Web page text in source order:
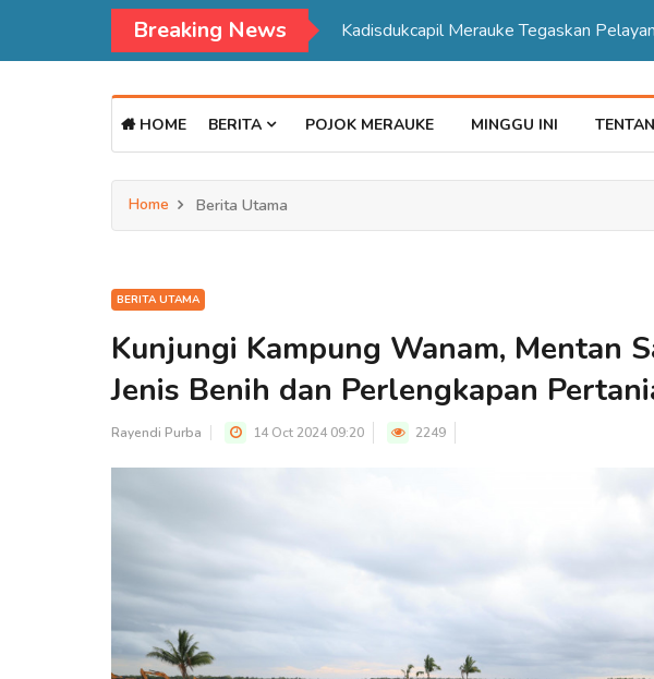
Breaking News Kadisdukcapil Merauke Tegaskan
HOME BERITA POJOK MERAUKE MINGGU INI
Home Berita Utama
BERITA UTAMA
Kunjungi Kampung Wanam, Mentan
Jenis Benih dan Perlengkapan
Rayendi Purba 14 Oct 2024 09:20 2249